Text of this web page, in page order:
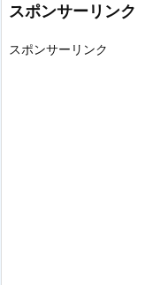
スポンサーリンク
スポンサーリンク